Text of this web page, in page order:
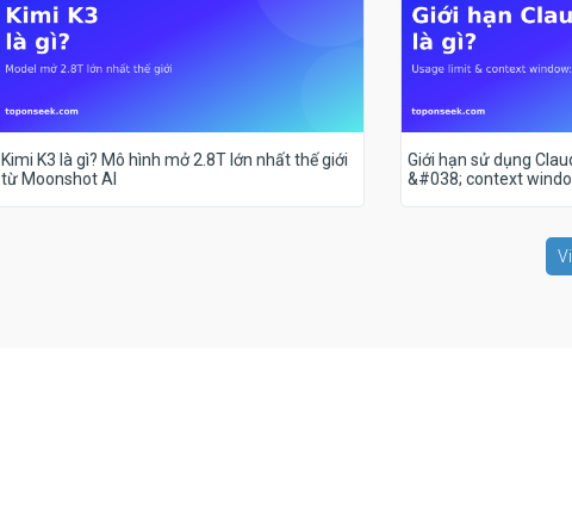
Kimi K3 là gì? Mô hình mở 2.8T lớn nhất thế giới
từ Moonshot AI
Giới hạn sử dụng
&#038; context